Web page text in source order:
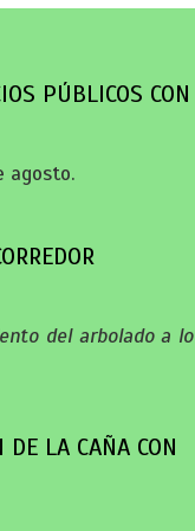
PÚBLICOS CON
agosto.
del arbolado a lo
LA CAÑA CON